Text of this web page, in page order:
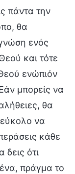
πάντα την
θα
ενός
και τότε
ενώπιόν
μπορείς να
θα
εύκολο να
κάθε
δεις ότι
πράγμα το